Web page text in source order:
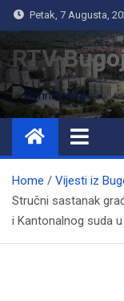
Petak, 7 Augusta,
RTV
Home
Vijesti iz
Stručni sastanak
i Kantonalnog suda